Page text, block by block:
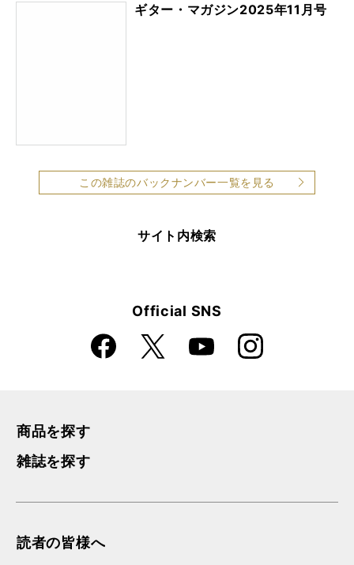
ギター・マガジン2025年11月号
この雑誌のバックナンバー一覧を見る
サイト内検索
Official SNS
Faceboo
k
X YouTube Instagra
m
商品を探す
雑誌を探す
読者の皆様へ